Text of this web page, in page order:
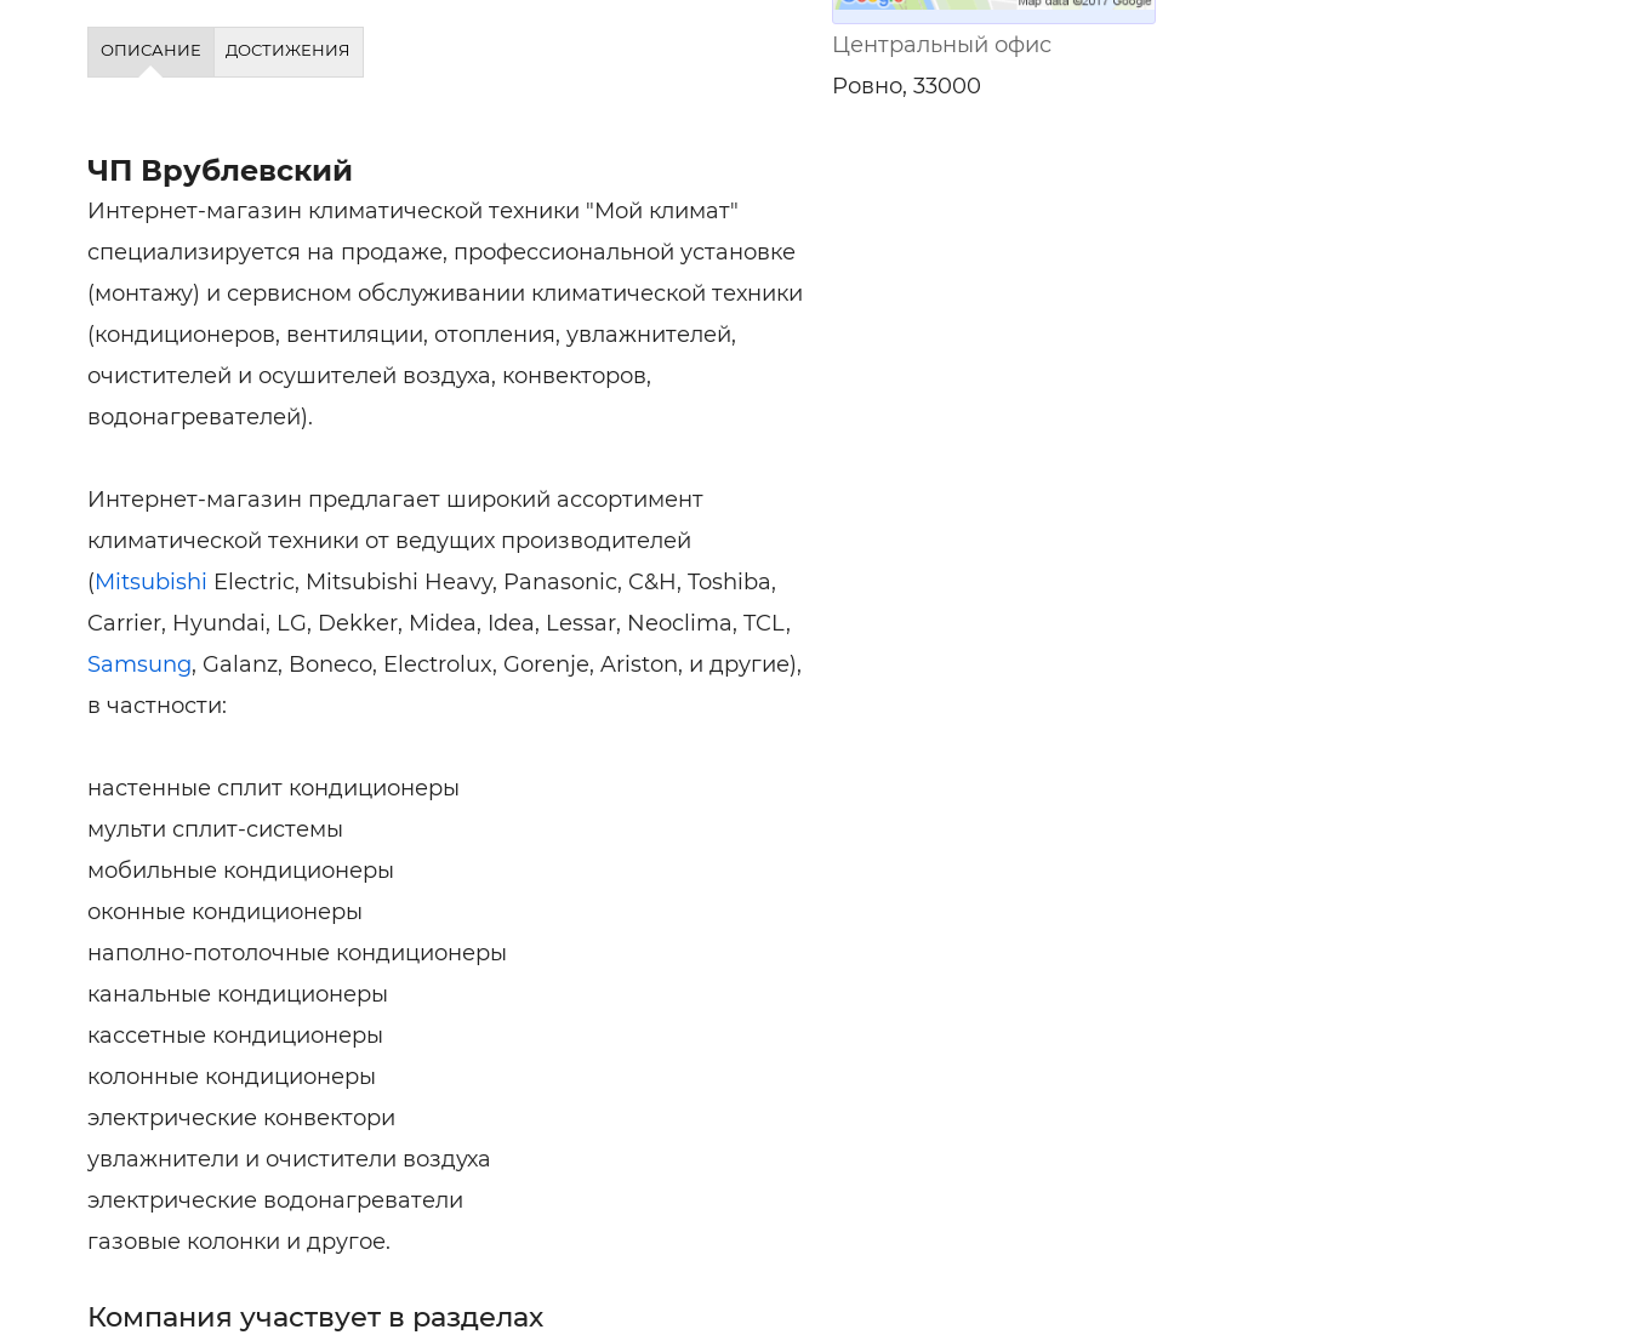
ОПИСАНИЕ ДОСТИЖЕНИЯ
ЧП Врублевский
Интернет-магазин климатической техники "Мой климат"
специализируется на продаже, профессиональной установке
(монтажу) и сервисном обслуживании климатической техники
(кондиционеров, вентиляции, отопления, увлажнителей,
очистителей и осушителей воздуха, конвекторов,
водонагревателей).
Интернет-магазин предлагает широкий ассортимент
климатической техники от ведущих производителей
(Mitsubishi Electric, Mitsubishi Heavy, Panasonic, C&H, Toshiba,
Carrier, Hyundai, LG, Dekker, Midea, Idea, Lessar, Neoclima, TCL,
Samsung, Galanz, Boneco, Electrolux, Gorenje, Ariston, и другие),
в частности:
настенные сплит кондиционеры
мульти сплит-системы
мобильные кондиционеры
оконные кондиционеры
наполно-потолочные кондиционеры
канальные кондиционеры
кассетные кондиционеры
колонные кондиционеры
электрические конвектори
увлажнители и очистители воздуха
электрические водонагреватели
газовые колонки и другое.
Компания участвует в разделах
Центральный офис
Ровно, 33000